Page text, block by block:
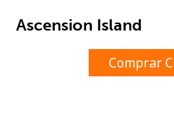
Mínimo 8 caracteres
Una letra mayúscula y
Ascension Island
Comprar